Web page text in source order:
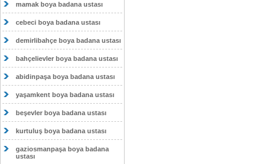
mamak boya badana ustası
cebeci boya badana ustası
demirlibahçe boya badana ustası
bahçelievler boya badana ustası
abidinpaşa boya badana ustası
yaşamkent boya badana ustası
beşevler boya badana ustası
kurtuluş boya badana ustası
gaziosmanpaşa boya badana
ustası